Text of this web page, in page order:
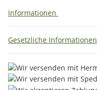
Informationen
Gesetzliche Informationen